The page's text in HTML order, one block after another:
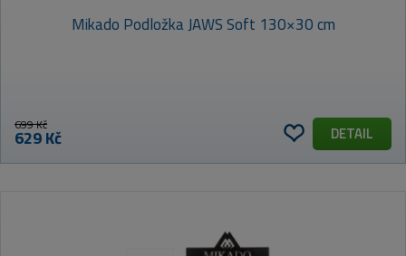
Mikado Podložka JAWS Soft 130×30 cm
699 Kč
629 Kč DETAIL